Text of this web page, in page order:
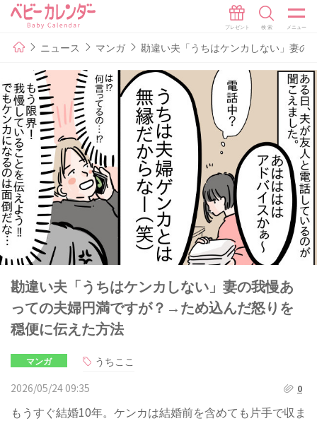
ニュース マンガ 勘違い夫「うちはケンカしない」妻
勘違い夫「うちはケンカしない」妻の我慢あ
っての夫婦円満ですが？→ため込んだ怒りを
穏便に伝えた方法
マンガ
うちここ
2026/05/24 09:35
0
もうすぐ結婚10年。ケンカは結婚前を含めても片手で収ま